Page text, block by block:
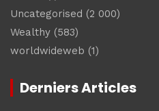
Uncategorised (2 000)
Wealthy (583)
worldwideweb (1)
Derniers Articles